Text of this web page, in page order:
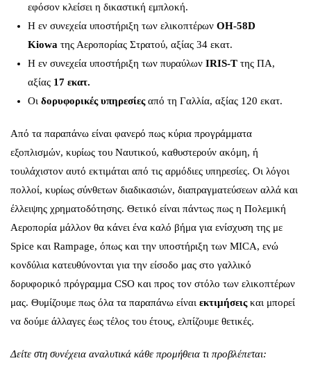
εφόσον κλείσει η δικαστική εμπλοκή.
Η εν συνεχεία υποστήριξη των ελικοπτέρων ΟΗ-58D
Kiowa της Αεροπορίας Στρατού, αξίας 34 εκατ.
Η εν συνεχεία υποστήριξη των πυραύλων IRIS-T της ΠΑ,
αξίας 17 εκατ.
Οι δορυφορικές υπηρεσίεςαπό τη Γαλλία, αξίας 120 εκατ.
Από τα παραπάνω είναι φανερό πως κύρια προγράμματα
εξοπλισμών, κυρίως του Ναυτικού, καθυστερούν ακόμη, ή
τουλάχιστον αυτό εκτιμάται από τις αρμόδιες υπηρεσίες. Οι λόγοι
πολλοί, κυρίως σύνθετων διαδικασιών, διαπραγματεύσεων αλλά και
έλλειψης χρηματοδότησης. Θετικό είναι πάντως πως η Πολεμική
Αεροπορία μάλλον θα κάνει ένα καλό βήμα για ενίσχυση της με
Spice και Rampage, όπως και την υποστήριξη των ΜΙCA, ενώ
κονδύλια κατευθύνονται για την είσοδο μας στο γαλλικό
δορυφορικό πρόγραμμα CSO και προς τον στόλο των ελικοπτέρων
μας. Θυμίζουμε πως όλα τα παραπάνω είναι εκτιμήσειςκαι μπορεί
να δούμε άλλαγες έως τέλος του έτους, ελπίζουμε θετικές.
Δείτε στη συνέχεια αναλυτικά κάθε προμήθεια τι προβλέπεται: